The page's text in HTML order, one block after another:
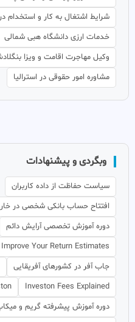
شرایط اشتغال به کار و استخدام
خدمات ارزی دانشگاه هبی شمالی
وکیل مهاجرت اقامت و ویزا
مشاوره امور حقوقی در استرالیا
وبگردی و پیشنهادات
سیاست حفاظت از داده کاربران
افتتاح حساب بانکی شخصی در
دوره آموزش تخصصی آرایش دائم
Improve Your Return Estimates
جاب آفر در کشورهای آفریقایی
Investon Fees Explained
دوره آموزش پیشرفته گریم و